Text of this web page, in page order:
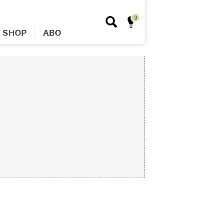
SHOP ABO